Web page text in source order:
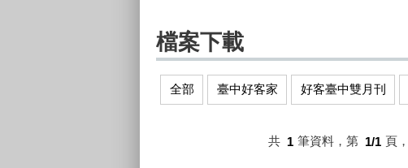
檔案下載
全部 臺中好客家 好客臺中雙月刊
共 1 筆資料，第 1/1 頁，